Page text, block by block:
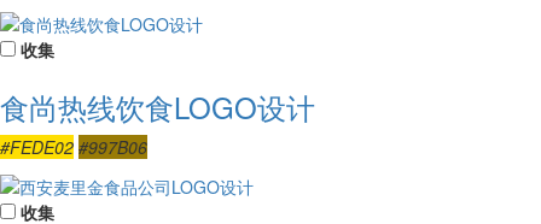
收集
食尚热线饮食LOGO设计
#FEDE02 #997B06
收集